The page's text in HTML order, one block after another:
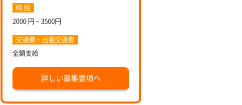
時 給
2000 円～3500円
交通費・出張交通費
全額支給
詳しい募集要項へ